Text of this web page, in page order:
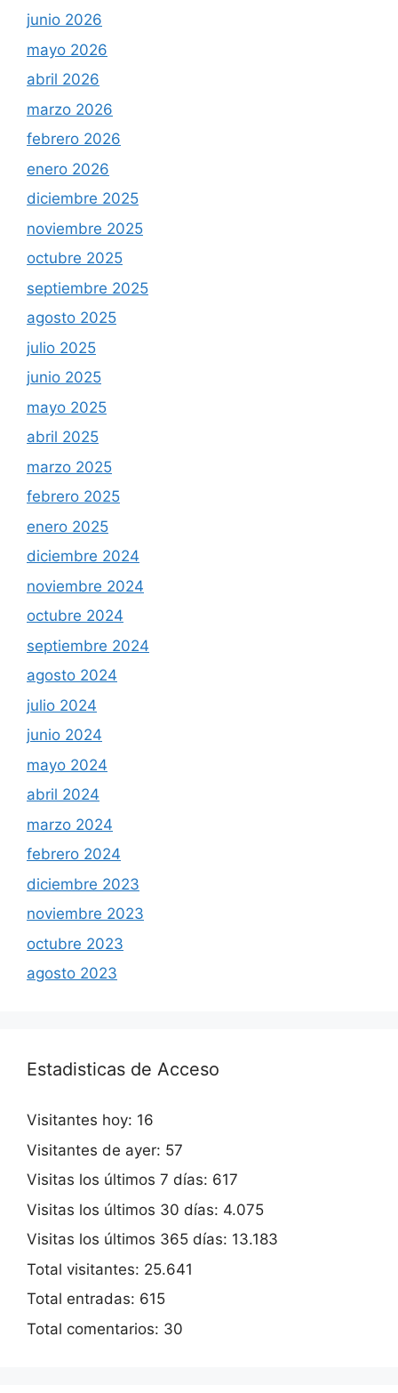
junio 2026
mayo 2026
abril 2026
marzo 2026
febrero 2026
enero 2026
diciembre 2025
noviembre 2025
octubre 2025
septiembre 2025
agosto 2025
julio 2025
junio 2025
mayo 2025
abril 2025
marzo 2025
febrero 2025
enero 2025
diciembre 2024
noviembre 2024
octubre 2024
septiembre 2024
agosto 2024
julio 2024
junio 2024
mayo 2024
abril 2024
marzo 2024
febrero 2024
diciembre 2023
noviembre 2023
octubre 2023
agosto 2023
Estadisticas de Acceso
Visitantes hoy: 16
Visitantes de ayer: 57
Visitas los últimos 7 días: 617
Visitas los últimos 30 días: 4.075
Visitas los últimos 365 días: 13.183
Total visitantes: 25.641
Total entradas: 615
Total comentarios: 30